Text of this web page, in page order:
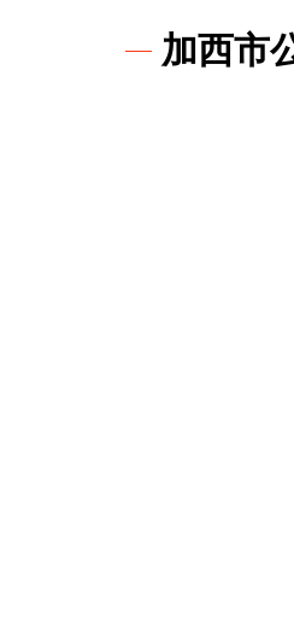
加西市